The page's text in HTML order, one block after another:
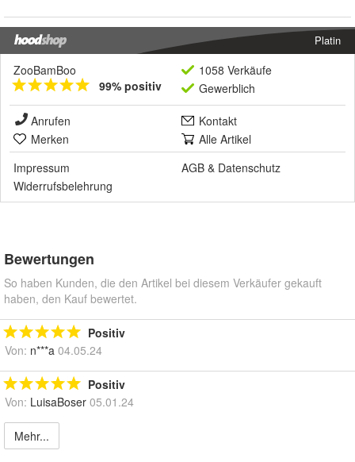
Platin
ZooBamBoo
99% positiv
1058 Verkäufe
Gewerblich
Anrufen
Kontakt
Merken
Alle Artikel
Impressum
AGB & Datenschutz
Widerrufsbelehrung
Bewertungen
So haben Kunden, die den Artikel bei diesem Verkäufer gekauft
haben, den Kauf bewertet.
Positiv
Von: n***a 04.05.24
Positiv
Von: LuisaBoser 05.01.24
Mehr...